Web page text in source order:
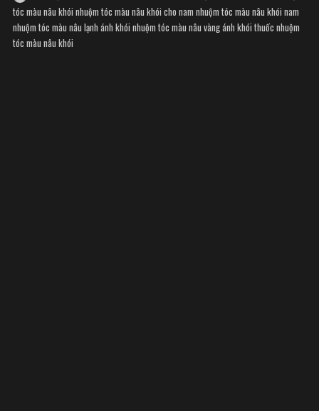
tóc màu nâu khói nhuộm tóc màu nâu khói cho nam nhuộm tóc màu nâu khói nam
nhuộm tóc màu nâu lạnh ánh khói nhuộm tóc màu nâu vàng ánh khói thuốc nhuộm
tóc màu nâu khói